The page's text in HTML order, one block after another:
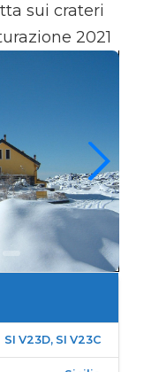
sui crateri
2021
SI V23D, SI V23C